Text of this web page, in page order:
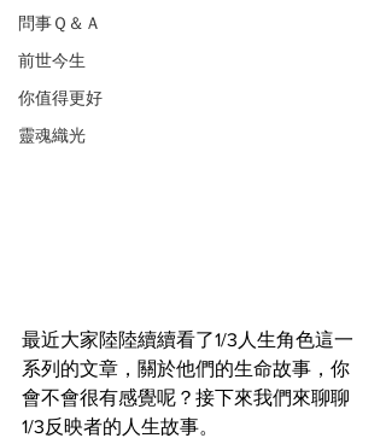
問事Ｑ＆Ａ
前世今生
你值得更好
靈魂織光
最近大家陸陸續續看了1/3人生角色這一
系列的文章，關於他們的生命故事，你
會不會很有感覺呢？接下來我們來聊聊
1/3反映者的人生故事。